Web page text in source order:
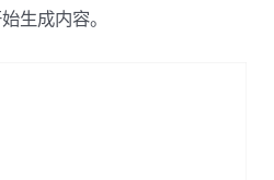
生成内容。